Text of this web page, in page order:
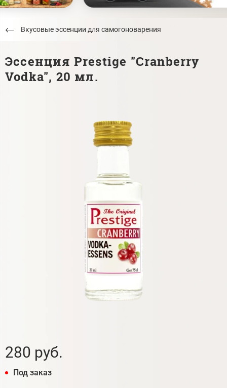
Вкусовые эссенции для самогоноварения
Эссенция Prestige "Cranberry
Vodka", 20 мл.
280 руб.
Под заказ